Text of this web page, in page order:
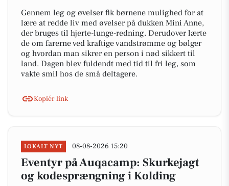
Gennem leg og øvelser fik børnene mulighed for at
lære at redde liv med øvelser på dukken Mini Anne,
der bruges til hjerte-lunge-redning. Derudover lærte
de om farerne ved kraftige vandstrømme og bølger
og hvordan man sikrer en person i nød sikkert til
land. Dagen blev fuldendt med tid til fri leg, som
vakte smil hos de små deltagere.
Kopiér link
LOKALT NYT 08-08-2026 15:20
Eventyr på Auqacamp: Skurkejagt
og kodesprængning i Kolding